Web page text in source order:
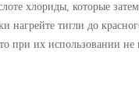
хлориды, которые
нагрейте тигли до
при их использовании не